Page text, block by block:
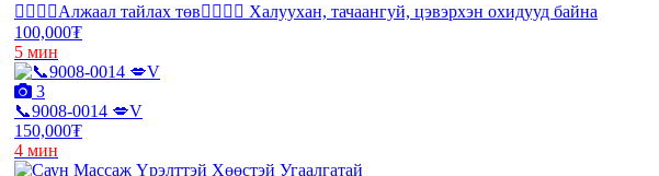
❤️‍🔥❤️‍🔥Алжаал тайлах төв❤️‍🔥❤️‍🔥 Халуухан, тачаангуй, цэвэрхэн охидууд байна
100,000₮
5 мин
3
📞9008-0014 💋V
150,000₮
4 мин